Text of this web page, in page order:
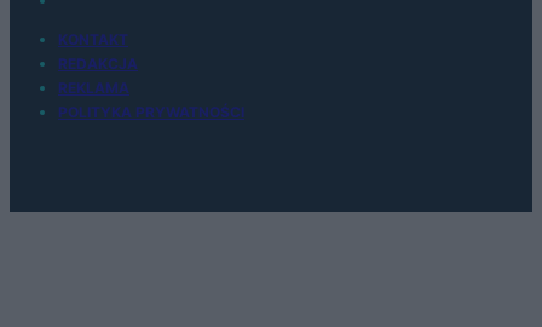
KONTAKT
REDAKCJA
REKLAMA
POLITYKA PRYWATNOŚCI